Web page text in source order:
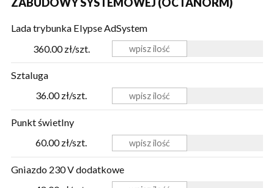
ZABUDOWY SYSTEMOWEJ (OCTANORM)
Lada trybunka Elypse AdSystem
360.00 zł/szt.
Sztaluga
36.00 zł/szt.
Punkt świetlny
60.00 zł/szt.
Gniazdo 230 V dodatkowe